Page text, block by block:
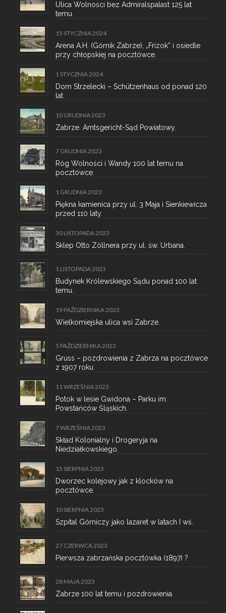
Ulica Wolności bez Admiralspalast 125 lat
temu.
15 STYCZNIA 2024
Arena A.H. (Górnik Zabrze), „Frizok” i osiedle
przy chłopskiej na pocztówce.
1 STYCZNIA 2024
Dom Strzelecki – Schützenhaus od ponad 120
lat.
10 GRUDNIA 2023
Zabrze. Amtsgericht-Sąd Powiatowy.
7 GRUDNIA 2023
Róg Wolności i Wandy 100 lat temu na
pocztówce.
1 GRUDNIA 2023
Piękna kamienica przy ul. 3 Maja i Sienkiewicza
przed 110 laty.
30 LISTOPADA 2023
Sklep Otto Zöllnera przy ul. św. Urbana.
1 LISTOPADA 2023
Budynek Królewskiego Sądu ponad 100 lat
temu.
19 PAŹDZIERNIKA 2023
Wielkomiejska ulica wsi Zabrze.
5 PAŹDZIERNIKA 2023
Gruss – pozdrowienia z Zabrza na pocztówce
z 1907 roku.
11 WRZEŚNIA 2023
Potok w lesie Gwidona – Parku im.
Powstańców Śląskich.
7 WRZEŚNIA 2023
Skład Kolonialny i Drogeryja na
Niedziałkowskiego.
15 SIERPNIA 2023
Dworzec kolejowy jak z klocków na
pocztówce.
10 SIERPNIA 2023
Szpital Górniczy jako lazaret w latach I wś.
27 CZERWCA 2023
Pierwsza zabrzańska pocztówka (1897) ?
28 MAJA 2023
Zabrze 100 lat temu i pozdrowienia.